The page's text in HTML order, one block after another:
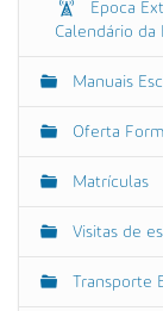
Época
Calendário da
Manuais
Oferta
Matrículas
Visitas de
Transporte